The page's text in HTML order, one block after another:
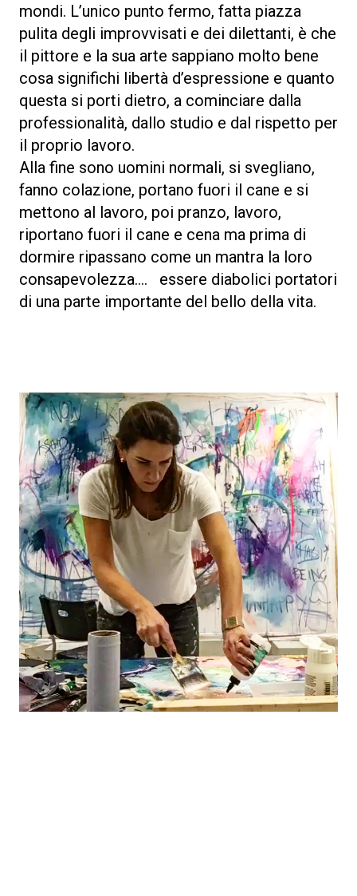
mondi. L’unico punto fermo, fatta piazza
pulita degli improvvisati e dei dilettanti, è che
il pittore e la sua arte sappiano molto bene
cosa significhi libertà d’espressione e quanto
questa si porti dietro, a cominciare dalla
professionalità, dallo studio e dal rispetto per
il proprio lavoro.
Alla fine sono uomini normali, si svegliano,
fanno colazione, portano fuori il cane e si
mettono al lavoro, poi pranzo, lavoro,
riportano fuori il cane e cena ma prima di
dormire ripassano come un mantra la loro
consapevolezza…. essere diabolici portatori
di una parte importante del bello della vita.